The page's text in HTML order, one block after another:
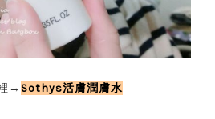
→ Sothys活膚潤膚水